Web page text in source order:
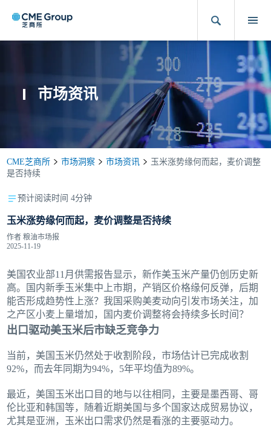
市场资讯
CME芝商所 市场洞察 市场资讯
玉米涨势缘何而起，麦价调整
是否持续
预计阅读时间 4分钟
玉米涨势缘何而起，麦价调整是否持续
作者粮油市场报
2025-11-19
美国农业部11月供需报告显示，新作美玉米产量仍创历史新
高。国内新季玉米集中上市期，产销区价格缘何反弹，后期
能否形成趋势性上涨？我国采购美麦动向引发市场关注，加
之产区小麦上量增加，国内麦价调整将会持续多长时间？
出口驱动美玉米后市缺乏竞争力
当前，美国玉米仍然处于收割阶段，市场估计已完成收割
92%，而去年同期为94%，5年平均值为89%。
最近，美国玉米出口目的地与以往相同，主要是墨西哥、哥
伦比亚和韩国等，随着近期美国与多个国家达成贸易协议，
尤其是亚洲，玉米出口需求仍然是看涨的主要驱动力。